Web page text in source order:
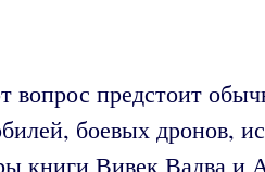
вопрос предстоит
боевых дронов,
Вивек Вадва и